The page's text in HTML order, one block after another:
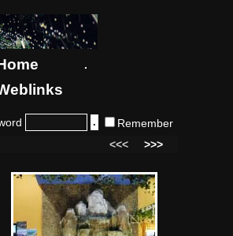
.
Remember
<<< >>>